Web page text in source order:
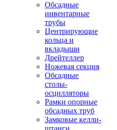
Обсадные
инвентарные
трубы
Центрирующие
кольца и
вкладыши
Дрейтеллер
Ножевая секция
Обсадные
столы-
осцилляторы
Рамки опорные
обсадных труб
Замковые келли-
штанги